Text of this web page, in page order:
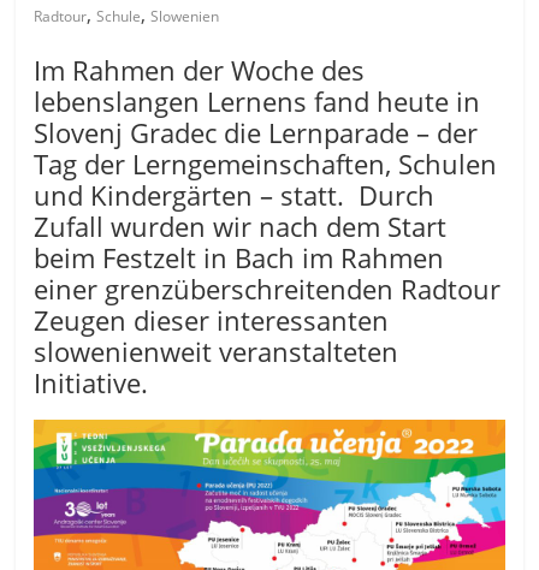
Radtour,Schule,Slowenien
Im Rahmen der Woche des
lebenslangen Lernens fand heute in
Slovenj Gradec die Lernparade – der
Tag der Lerngemeinschaften, Schulen
und Kindergärten – statt. Durch
Zufall wurden wir nach dem Start
beim Festzelt in Bach im Rahmen
einer grenzüberschreitenden Radtour
Zeugen dieser interessanten
slowenienweit veranstalteten
Initiative.